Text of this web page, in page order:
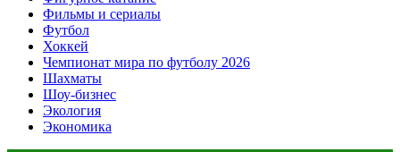
Фильмы и сериалы
Футбол
Хоккей
Чемпионат мира по футболу 2026
Шахматы
Шоу-бизнес
Экология
Экономика